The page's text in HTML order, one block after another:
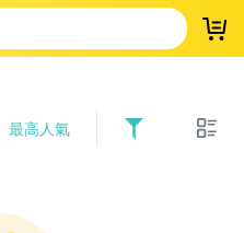
登
最高人氣